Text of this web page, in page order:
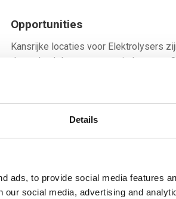
Details
ads, to provide social media features
our social media, advertising and
Opportunities
Kansrijke locaties voor Elektrolysers
de aanlandplaatsen voor wind op zee.
het net daarvoor verzwaard moet
locaties in het binnenland waar veel
is nog wel veel onderzoek nodig.